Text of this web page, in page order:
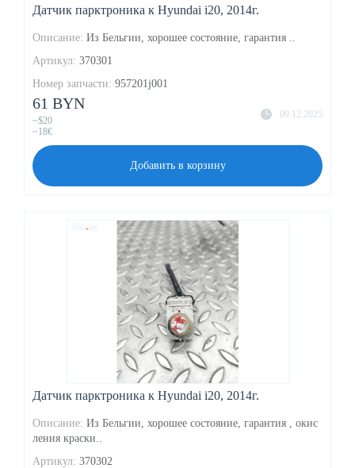
Датчик парктроника к Hyundai i20, 2014г.
Описание: Из Бельгии, хорошее состояние, гарантия ..
Артикул: 370301
Номер запчасти: 957201j001
09.12.2025
61 BYN
~$20
~18€
Добавить в корзину
Датчик парктроника к Hyundai i20, 2014г.
Описание: Из Бельгии, хорошее состояние, гарантия , окис
ления краски..
Артикул: 370302